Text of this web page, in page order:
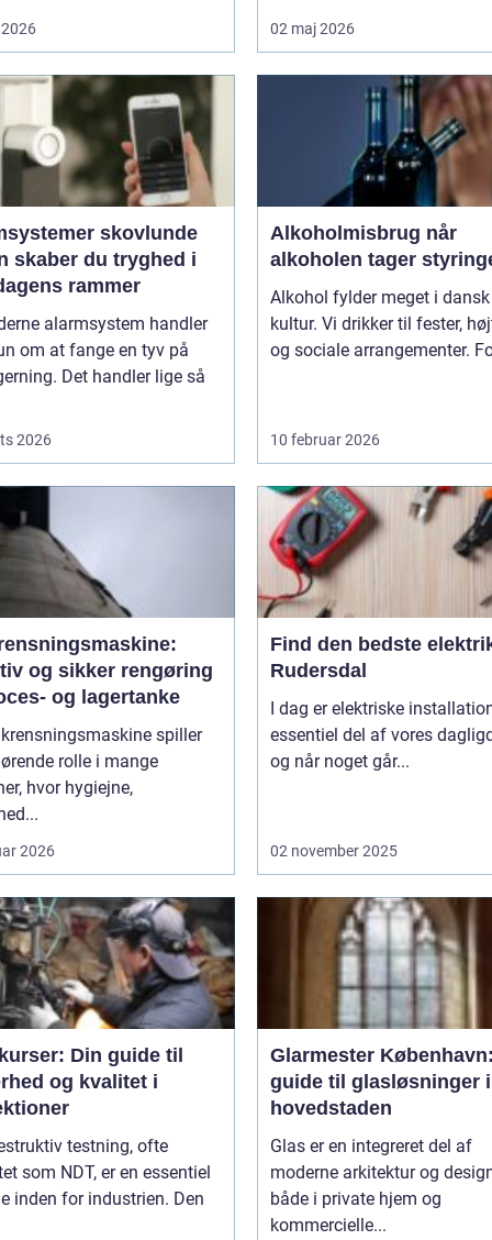
02 maj 2026
skovlunde
skaber du tryghed i
rammer
alarmsystem handler
om at fange en tyv på
Det handler lige så
2026
Alkoholmisbrug når
alkoholen tager
Alkohol fylder meget i dansk
kultur. Vi drikker til fester,
og sociale arrangementer.
10 februar 2026
og sikker rengøring
og lagertanke
spiller
rolle i mange
hvor hygiejne,
2026
Find den bedste
Rudersdal
I dag er elektriske
essentiel del af vores
og når noget går...
02 november 2025
Din guide til
og kvalitet i
testning, ofte
som NDT, er en essentiel
inden for industrien. Den
Glarmester
guide til glasløsninger i
hovedstaden
Glas er en integreret del af
moderne arkitektur og
både i private hjem og
kommercielle...